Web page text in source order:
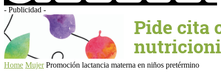
- Publicidad -
Home Mujer Promoción lactancia materna en niños pretérmino